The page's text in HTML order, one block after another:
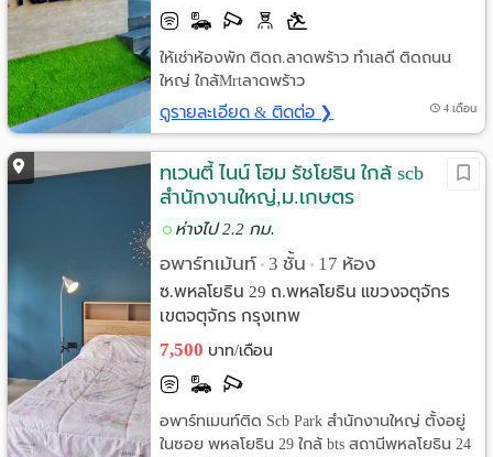
ให้เช่าห้องพัก ติดถ.ลาดพร้าว ทำเลดี ติดถนน
ใหญ่ ใกล้Mrtลาดพร้าว
ดูรายละเอียด & ติดต่อ ❯ 4 เดือน
ทเวนตี้ ไนน์ โฮม รัชโยธิน ใกล้ scb
สำนักงานใหญ่,ม.เกษตร
ห่างไป 2.2 กม.
อพาร์ทเม้นท์ • 3 ชั้น • 17 ห้อง
ซ.พหลโยธิน 29 ถ.พหลโยธิน แขวงจตุจักร
เขตจตุจักร กรุงเทพ
7,500 บาท/เดือน
อพาร์ทเมนท์ติด Scb Park สำนักงานใหญ่ ตั้งอยู่
ในซอย พหลโยธิน 29 ใกล้ bts สถานีพหลโยธิน 24